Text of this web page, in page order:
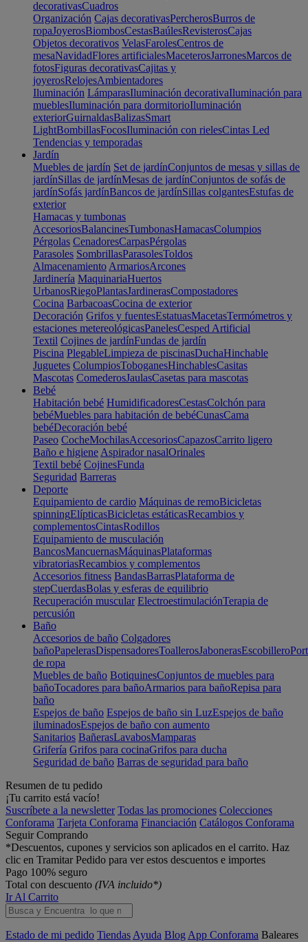
decorativasCuadros
Organización Cajas decorativasPercherosBurros de
ropaJoyerosBiombosCestasBaúlesRevisterosCajas
Objetos decorativos VelasFarolesCentros de
mesaNavidadFlores artificialesMaceterosJarronesMarcos de
fotosFiguras decorativasCajitas y
joyerosRelojesAmbientadores
Iluminación LámparasIluminación decorativaIluminación para
mueblesIluminación para dormitorioIluminación
exteriorGuirnaldasBalizasSmart
LightBombillasFocosIluminación con rielesCintas Led
Tendencias y temporadas
Jardín
Muebles de jardín Set de jardínConjuntos de mesas y sillas de
jardínSillas de jardínMesas de jardínConjuntos de sofás de
jardínSofás jardínBancos de jardínSillas colgantesEstufas de
exterior
Hamacas y tumbonas
AccesoriosBalancinesTumbonasHamacasColumpios
Pérgolas CenadoresCarpasPérgolas
Parasoles SombrillasParasolesToldos
Almacenamiento ArmariosArcones
Jardinería MaquinariaHuertos
UrbanosRiegoPlantasJardinerasCompostadores
Cocina BarbacoasCocina de exterior
Decoración Grifos y fuentesEstatuasMacetasTermómetros y
estaciones metereológicasPanelesCesped Artificial
Textil Cojines de jardínFundas de jardín
Piscina PlegableLimpieza de piscinasDuchaHinchable
Juguetes ColumpiosToboganesHinchablesCasitas
Mascotas ComederosJaulasCasetas para mascotas
Bebé
Habitación bebé HumidificadoresCestasColchón para
bebéMuebles para habitación de bebéCunasCama
bebéDecoración bebé
Paseo CocheMochilasAccesoriosCapazosCarrito ligero
Baño e higiene Aspirador nasalOrinales
Textil bebé CojinesFunda
Seguridad Barreras
Deporte
Equipamiento de cardio Máquinas de remoBicicletas
spinningElípticasBicicletas estáticasRecambios y
complementosCintasRodillos
Equipamiento de musculación
BancosMancuernasMáquinasPlataformas
vibratoriasRecambios y complementos
Accesorios fitness BandasBarrasPlataforma de
stepCuerdasBolas y esferas de equilibrio
Recuperación muscular ElectroestimulaciónTerapia de
percusión
Baño
Accesorios de baño Colgadores
bañoPapelerasDispensadoresToallerosJabonerasEscobillero
de ropa
Muebles de baño BotiquinesConjuntos de muebles para
bañoTocadores para bañoArmarios para bañoRepisa para
baño
Espejos de baño Espejos de baño sin LuzEspejos de baño
iluminadosEspejos de baño con aumento
Sanitarios BañerasLavabosMamparas
Grifería Grifos para cocinaGrifos para ducha
Seguridad de baño Barras de seguridad para baño
Resumen de tu pedido
¡Tu carrito está vacío!
Suscríbete a la newsletter Todas las promociones Colecciones
Conforama Tarjeta Conforama Financiación Catálogos Conforama
Seguir Comprando
*Descuentos, cupones y servicios son aplicados en el carrito. Haz
clic en Tramitar Pedido para ver estos descuentos e importes
Pago 100% seguro
Total con descuento (IVA incluido*)
Ir Al Carrito
Estado de mi pedido Tiendas Ayuda Blog App Conforama Baleares